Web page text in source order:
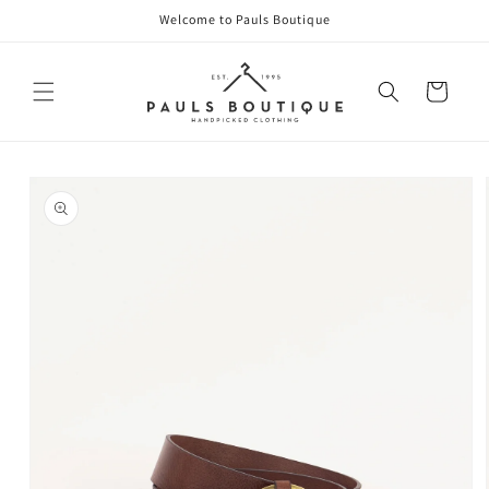
Welcome to Pauls Boutique
Warenkorb